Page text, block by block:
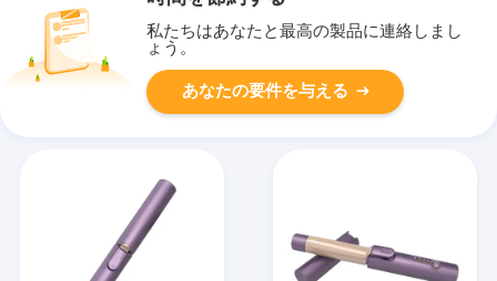
私たちはあなたと最高の製品に連絡しまし
ょう。
あなたの要件を与える